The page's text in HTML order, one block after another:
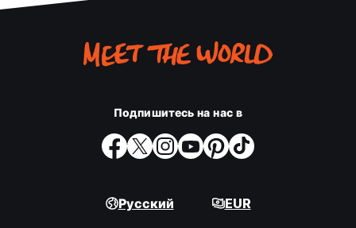
Подпишитесь на нас в
Русский EUR